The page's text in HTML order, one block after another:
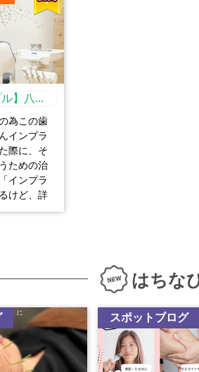
】八...
為この歯
インプラ
際に、そ
ための治
インプラ
けど、詳
い・・痛
り除くの
。
はちな
スポットブログ